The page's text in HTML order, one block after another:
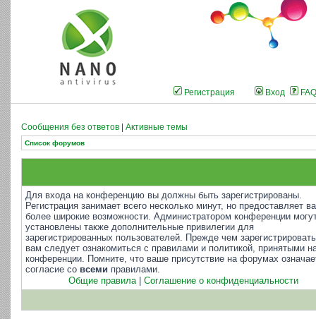
Регистрация Вход FAQ
Сообщения без ответов Активные темы
Список форумов
Для входа на конференцию вы должны быть зарегистрированы.
Регистрация занимает всего несколько минут, но предоставляет
более широкие возможности. Администратором конференции
установлены также дополнительные привилегии для
зарегистрированных пользователей. Прежде чем
вам следует ознакомиться с правилами и политикой, принятыми
конференции. Помните, что ваше присутствие на форумах
согласие со всеми правилами.
Общие правила| Соглашение о конфиденциальности